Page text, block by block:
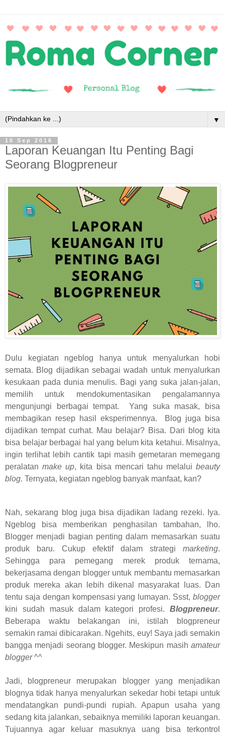
▼
10 Sep 2016
Laporan Keuangan Itu Penting Bagi
Seorang Blogpreneur
Dulu kegiatan ngeblog hanya untuk menyalurkan hobi
semata. Blog dijadikan sebagai wadah untuk menyalurkan
kesukaan pada dunia menulis. Bagi yang suka jalan-jalan,
memilih untuk mendokumentasikan pengalamannya
mengunjungi berbagai tempat.
Yang suka masak, bisa
membagikan resep hasil eksperimennya.
Blog juga bisa
dijadikan tempat curhat. Mau belajar? Bisa. Dari blog kita
bisa belajar berbagai hal yang belum kita ketahui. Misalnya,
ingin terlihat lebih cantik tapi masih gemetaran memegang
peralatanmake up, kita bisa mencari tahu melalui beauty
blog. Ternyata, kegiatan ngeblog banyak manfaat, kan?
Nah, sekarang blog juga bisa dijadikan ladang rezeki. Iya.
Ngeblog bisa memberikan penghasilan tambahan, lho.
Blogger menjadi bagian penting dalam memasarkan suatu
produk baru. Cukup efektif dalam strategi marketing.
Sehingga para pemegang merek produk ternama,
bekerjasama dengan blogger untuk membantu memasarkan
produk mereka akan lebih dikenal masyarakat luas. Dan
tentu saja dengan kompensasi yang lumayan. Ssst, blogger
kini sudah masuk dalam kategori profesi. Blogpreneur.
Beberapa waktu belakangan ini, istilah blogpreneur
semakin ramai dibicarakan. Ngehits, euy! Saya jadi semakin
bangga menjadi seorang blogger. Meskipun masih amateur
blogger^^
Jadi, blogpreneur merupakan blogger yang menjadikan
blognya tidak hanya menyalurkan sekedar hobi tetapi untuk
mendatangkan pundi-pundi rupiah. Apapun usaha yang
sedang kita jalankan, sebaiknya memiliki laporan keuangan.
Tujuannya agar keluar masuknya uang bisa terkontrol